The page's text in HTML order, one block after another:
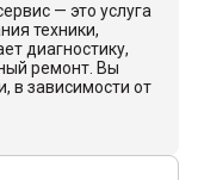
— это услуга
техники,
диагностику,
ремонт. Вы
в зависимости от